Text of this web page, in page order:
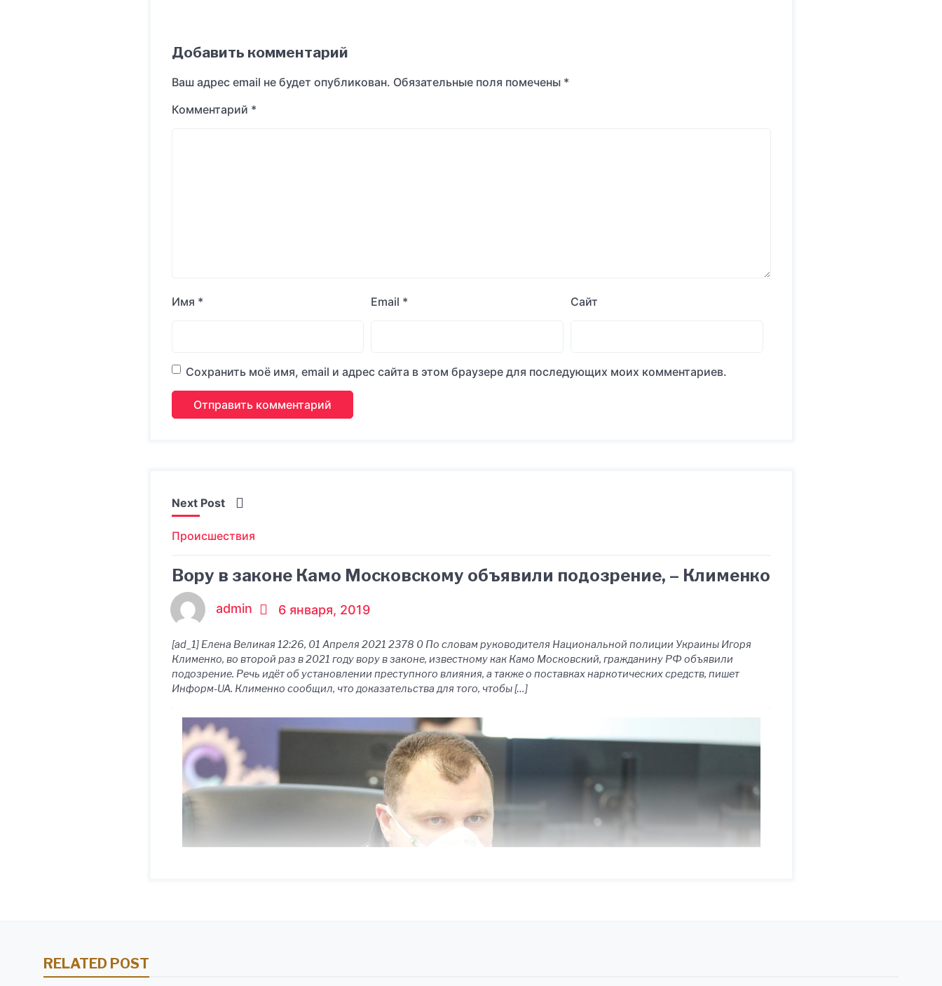
Добавить комментарий
Ваш адрес email не будет опубликован. Обязательные поля помечены *
Комментарий *
Имя * Email * Сайт
Сохранить моё имя, email и адрес сайта в этом браузере для последующих моих комментариев.
Next Post
Происшествия
Вору в законе Камо Московскому объявили подозрение, – Клименко
admin 6 января, 2019
[ad_1] Елена Великая 12:26, 01 Апреля 2021 2378 0 По словам руководителя Национальной полиции Украины Игоря
Клименко, во второй раз в 2021 году вору в законе, известному как Камо Московский, гражданину РФ объявили
подозрение. Речь идёт об установлении преступного влияния, а также о поставках наркотических средств, пишет
Информ-UA. Клименко сообщил, что доказательства для того, чтобы […]
RELATED POST